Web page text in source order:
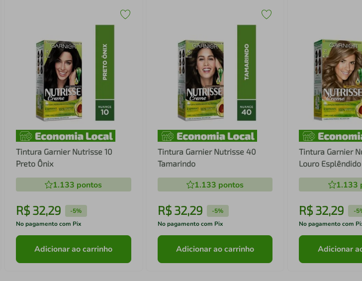
Tintura Garnier Nutrisse 10
Preto Ônix
1.133 pontos
R$ 32,29 -5%
No pagamento com Pix
Adicionar ao carrinho
Tintura Garnier Nutrisse 40
Tamarindo
1.133 pontos
R$ 32,29 -5%
No pagamento com Pix
Adicionar ao carrinho
Tintura Garnier
Louro Esplêndido
1.133
R$32,29 -
No pagamento com
Adicionar